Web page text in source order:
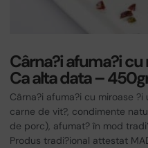
Cârna?i afuma?i
Ca alta data –
Cârna?i afuma?i cu miroase
carne de vit?, condimente
de porc), afumat? în mod
Produs tradi?ional attestat